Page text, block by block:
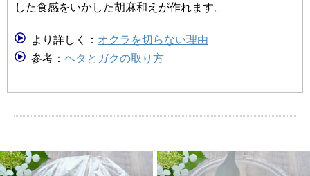
した食感をいかした胡麻和えが作れます。
より詳しく： オクラを切らない理由
参考： ヘタとガクの取り方